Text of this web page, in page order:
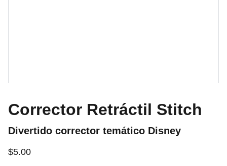
Corrector Retráctil Stitch
Divertido corrector temático Disney
$5.00